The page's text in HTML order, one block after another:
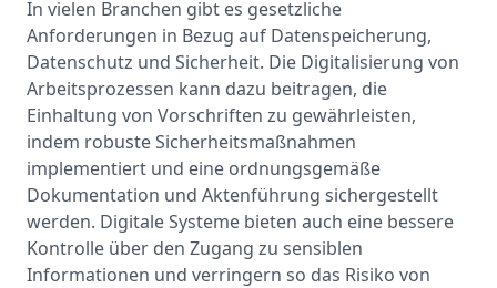
In vielen Branchen gibt es gesetzliche
Anforderungen in Bezug auf Datenspeicherung,
Datenschutz und Sicherheit. Die Digitalisierung von
Arbeitsprozessen kann dazu beitragen, die
Einhaltung von Vorschriften zu gewährleisten,
indem robuste Sicherheitsmaßnahmen
implementiert und eine ordnungsgemäße
Dokumentation und Aktenführung sichergestellt
werden. Digitale Systeme bieten auch eine bessere
Kontrolle über den Zugang zu sensiblen
Informationen und verringern so das Risiko von